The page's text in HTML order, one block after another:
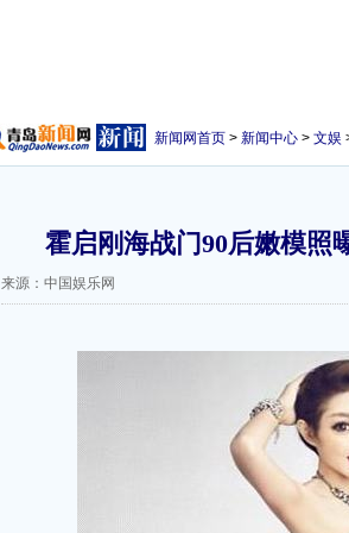
新闻网首页 > 新闻中心 > 文娱
霍启刚海战门90后嫩模照
来源：中国娱乐网